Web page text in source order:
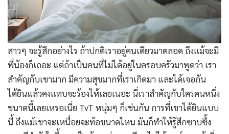
สาวๆ จะรู้สึกอย่างไร ถ้าปกติเราอยู่คนเดียวมาตลอด ถึงแม้จะมี
พี่น้องก็เถอะ แต่ถ้าเป็นคนที่ไม่ได้อยู่ในครอบครัวมาพูดว่า เรา
สำคัญกับเขามาก มีความสุขมากที่เราเกิดมา และได้เจอกัน
ได้ยินแล้วคงแทบจะร้องไห้เลยเนอะ นี่เราสำคัญกับใครคนหนึ่ง
ขนาดนี้เลยเหรอเนี่ย TvT หนุ่มๆ ก็เช่นกัน การที่เขาได้ยินแบบ
นี้ ถึงแม้เขาจะเหนื่อยจะท้อขนาดไหน มันก็ทำให้รู้สึกซาบซึ้ง